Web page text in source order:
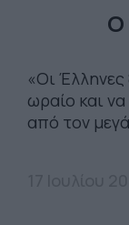
Ο
«Οι
ωραίο και
από τον